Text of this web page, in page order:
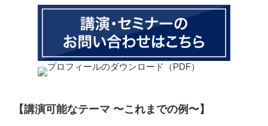
【講演可能なテーマ 〜これまでの例〜】